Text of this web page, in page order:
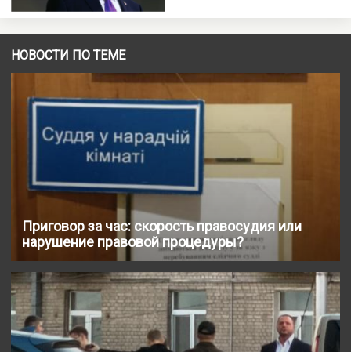
НОВОСТИ ПО ТЕМЕ
Приговор за час: скорость правосудия или
нарушение правовой процедуры?